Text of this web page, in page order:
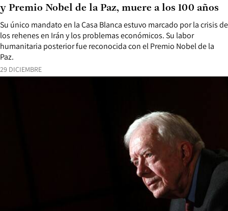
29 DICIEMBRE
Su único mandato en la Casa Blanca estuvo marcado por la crisis de
los rehenes en Irán y los problemas económicos. Su labor
humanitaria posterior fue reconocida con el Premio Nobel de la
Paz.
y Premio Nobel de la Paz, muere a los 100 años